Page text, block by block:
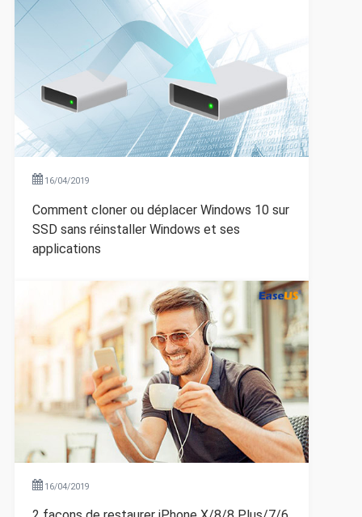
16/04/2019
Comment cloner ou déplacer Windows 10 sur
SSD sans réinstaller Windows et ses
applications
16/04/2019